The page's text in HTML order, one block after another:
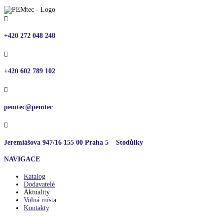

+420 272 048 248

+420 602 789 102

pemtec@pemtec

Jeremiášova 947/16 155 00 Praha 5 – Stodůlky
NAVIGACE
Katalog
Dodavatelé
Aktuality
Volná místa
Kontakty